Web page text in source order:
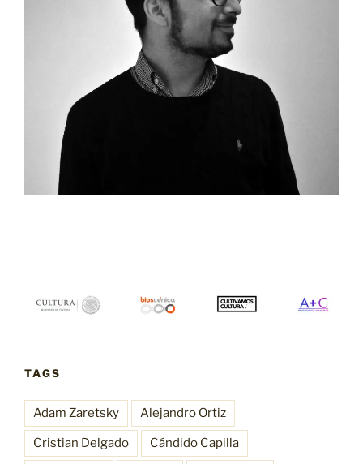
TAGS
Adam Zaretsky Alejandro Ortiz
Cristian Delgado Cándido Capilla